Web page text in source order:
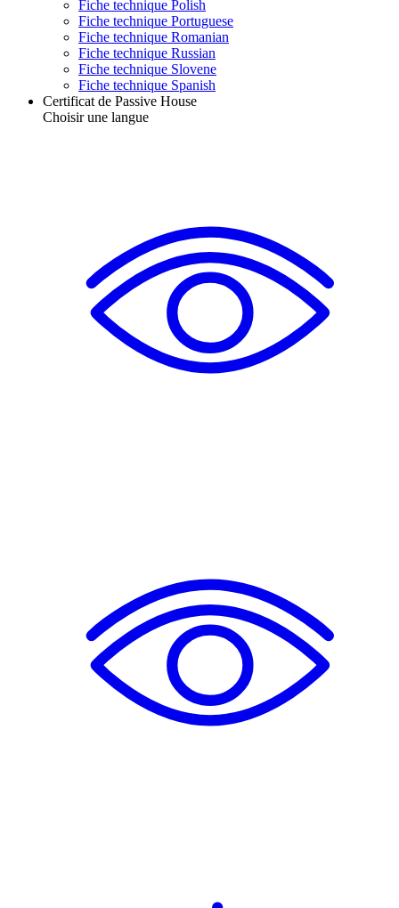
Fiche technique Polish
Fiche technique Portuguese
Fiche technique Romanian
Fiche technique Russian
Fiche technique Slovene
Fiche technique Spanish
Certificat de Passive House
Choisir une langue